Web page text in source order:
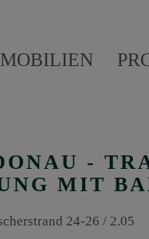
-
MIT
24-26 / 2.05